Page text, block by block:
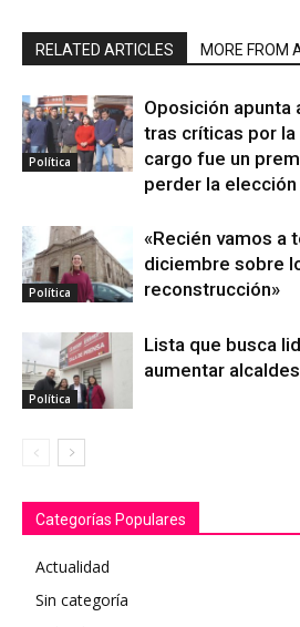
RELATED ARTICLES MORE FROM
Política
Oposición apunta
tras críticas por la
cargo fue un
perder la
Política
«Recién vamos a
diciembre sobre
reconstrucción»
Política
Lista que busca
aumentar
Categorías Populares
Actualidad
Sin categoría